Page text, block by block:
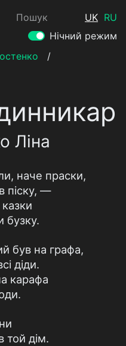
Пошук UK RU
Нічний режим
/
Ліна
наче праски,
піску, —
казки
бузку.
був на графа,
діди.
карафа
той дім.